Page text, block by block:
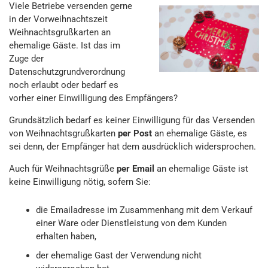
Viele Betriebe versenden gerne
in der Vorweihnachtszeit
Weihnachtsgrußkarten an
ehemalige Gäste. Ist das im
Zuge der
Datenschutzgrundverordnung
noch erlaubt oder bedarf es
vorher einer Einwilligung des Empfängers?
Grundsätzlich bedarf es keiner Einwilligung für das Versenden
von Weihnachtsgrußkarten per Post an ehemalige Gäste, es
sei denn, der Empfänger hat dem ausdrücklich widersprochen.
Auch für Weihnachtsgrüße per Email an ehemalige Gäste ist
keine Einwilligung nötig, sofern Sie:
die Emailadresse im Zusammenhang mit dem Verkauf
einer Ware oder Dienstleistung von dem Kunden
erhalten haben,
der ehemalige Gast der Verwendung nicht